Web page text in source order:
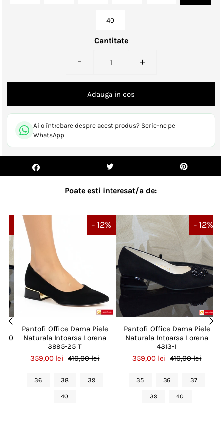
40
Cantitate
- +
Ai o întrebare despre acest produs? Scrie-ne pe
WhatsApp
Poate esti interesat/a de:
10
- 12%
Pantofi Office Dama Piele
Naturala Intoarsa Lorena
3995-25 T
359,00 lei 410,00 lei
36 38 39
40
- 12%
Pantofi Office Dama Piele
Naturala Intoarsa Lorena
4313-1
359,00 lei 410,00 lei
35 36 37
39 40